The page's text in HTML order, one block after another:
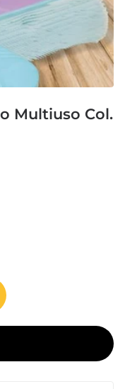
Multiuso Col.